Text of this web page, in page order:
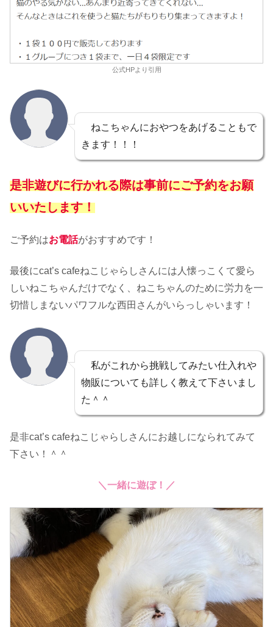
公式HPより引用
ねこちゃんにおやつをあげることもで
きます！！！
是非遊びに行かれる際は事前にご予約をお願
いいたします！
ご予約はお電話がおすすめです！
最後にcat’s cafeねこじゃらしさんには人懐っこくて愛ら
しいねこちゃんだけでなく、ねこちゃんのために労力を一
切惜しまないパワフルな西田さんがいらっしゃいます！
私がこれから挑戦してみたい仕入れや
物販についても詳しく教えて下さいまし
た＾＾
是非cat’s cafeねこじゃらしさんにお越しになられてみて
下さい！＾＾
＼ 一緒に遊ぼ！ ／